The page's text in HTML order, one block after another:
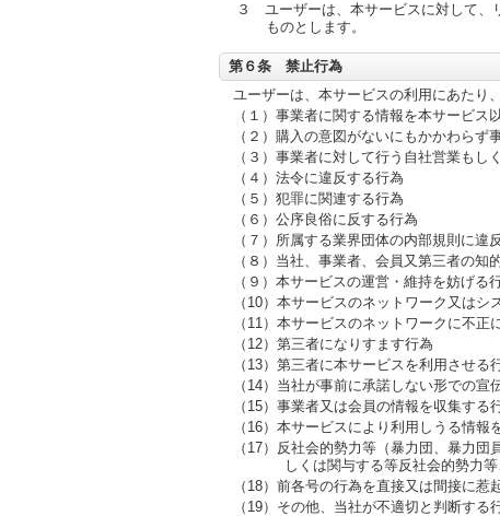
３ ユーザーは、本サービスに対して、
ものとします。
第６条 禁止行為
ユーザーは、本サービスの利用にあたり
（１）事業者に関する情報を本サービス
（２）購入の意図がないにもかかわら
（３）事業者に対して行う自社営業もし
（４）法令に違反する行為
（５）犯罪に関連する行為
（６）公序良俗に反する行為
（７）所属する業界団体の内部規則に違
（８）当社、事業者、会員又第三者の
（９）本サービスの運営・維持を妨げる
（10）本サービスのネットワーク又は
（11）本サービスのネットワークに不正
（12）第三者になりすます行為
（13）第三者に本サービスを利用させる
（14）当社が事前に承諾しない形での
（15）事業者又は会員の情報を収集する
（16）本サービスにより利用しうる情報
（17）反社会的勢力等（暴力団、暴力
しくは関与する等反社会的勢力
（18）前各号の行為を直接又は間接に惹
（19）その他、当社が不適切と判断する